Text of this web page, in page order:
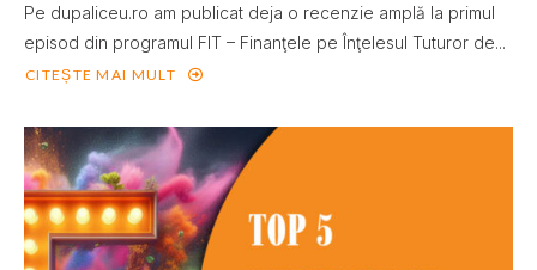
Pe dupaliceu.ro am publicat deja o recenzie amplă la primul
episod din programul FIT – Finanţele pe Înţelesul Tuturor de...
CITEȘTE MAI MULT